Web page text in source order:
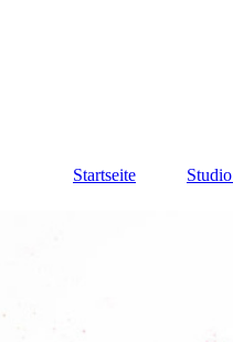
Startseite Studio